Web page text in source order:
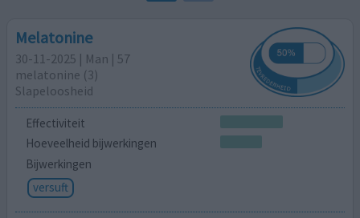
Melatonine
30-11-2025 | Man | 57
melatonine (3)
Slapeloosheid
Effectiviteit
Hoeveelheid bijwerkingen
Bijwerkingen
versuft